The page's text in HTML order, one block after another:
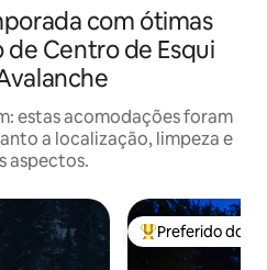
com ótimas
Centro de Esqui
estas acomodações foram
a localização, limpeza e
aspectos.
Entre os
Preferido dos